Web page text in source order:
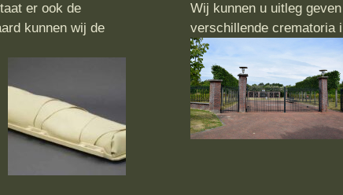
er ook de
kunnen wij de
Wij kunnen u uitleg
verschillende crematoria